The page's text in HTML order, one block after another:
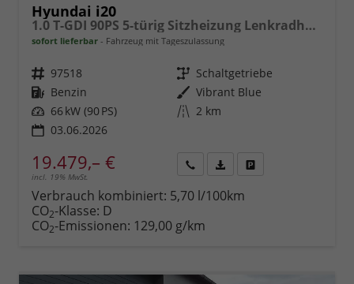
Hyundai i20
1.0 T-GDI 90PS 5-türig Sitzheizung Lenkradheizung Rückf.Kamera PDC Klima Apple CarPlay Android Auto Tempomat Touchscreen
sofort lieferbar Fahrzeug mit Tageszulassung
Fahrzeugnr. 97518 Getriebe Schaltgetriebe
Kraftstoff Benzin Außenfarbe Vibrant Blue
Leistung 66 kW (90 PS) Kilometerstand 2 km
03.06.2026
19.479,– €
incl. 19% MwSt.
anfordern
Datei,
Verbrauch kombiniert: 5,70 l/100km
CO2-Klasse: D
CO2-Emissionen: 129,00 g/km